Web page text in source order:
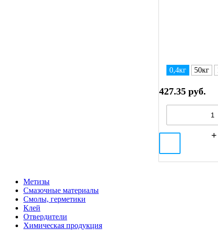
0,4кг 50кг
427.35 руб.
Метизы
Смазочные материалы
Смолы, герметики
Клей
Отвердители
Химическая продукция